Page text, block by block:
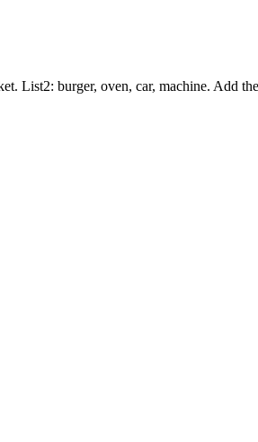
List2: burger, oven, car, machine. Add